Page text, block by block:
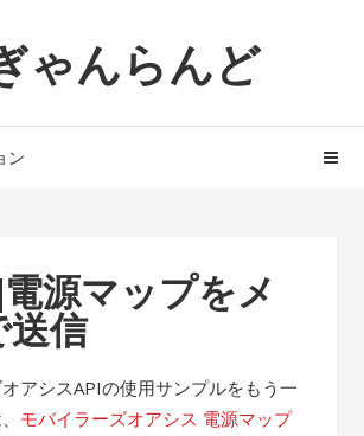
ゃんらんど
ン
源マップをメ
送信
アシスAPIの使用サンプルをもう一
モバイラーズオアシス 電源マップ